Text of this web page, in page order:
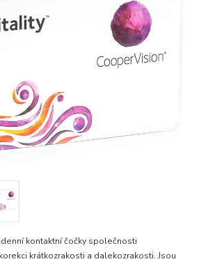
kontaktní čočky společnosti
krátkozrakosti a dalekozrakosti. Jsou